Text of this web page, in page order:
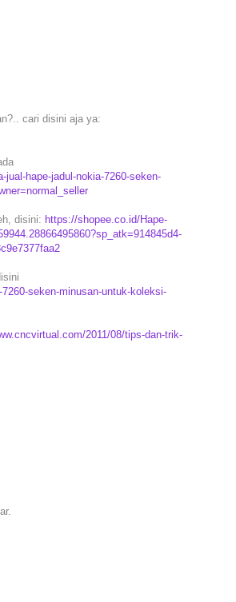
cari disini aja ya:
hape-jadul-nokia-7260-seken-
disini: https://shopee.co.id/Hape-
seken-minusan-untuk-koleksi-
2011/08/tips-dan-trik-